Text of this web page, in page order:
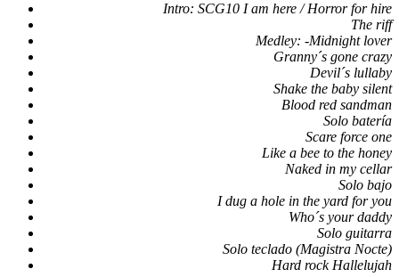
Intro: SCG10 I am here / Horror for hire
The riff
Medley: -Midnight lover
Granny´s gone crazy
Devil´s lullaby
Shake the baby silent
Blood red sandman
Solo batería
Scare force one
Like a bee to the honey
Naked in my cellar
Solo bajo
I dug a hole in the yard for you
Who´s your daddy
Solo guitarra
Solo teclado (Magistra Nocte)
Hard rock Hallelujah